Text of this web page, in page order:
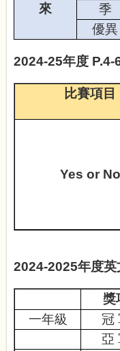
來
季
優異
2024-25年度 P.4-
比賽項目
Yes or No
2024-2025年度
獎
一年級
冠
亞